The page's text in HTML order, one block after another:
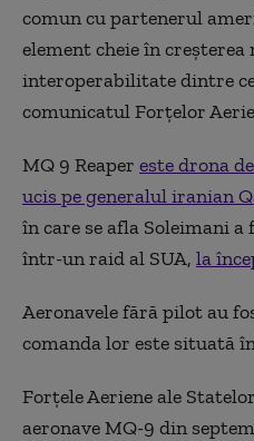
comun cu partenerul
element cheie în creșterea
interoperabilitate dintre
comunicatul Forțelor
MQ 9 Reaper este drona
ucis pe generalul iranian
în care se afla Soleimani
într-un raid al SUA, la
Aeronavele fără pilot au
comanda lor este situată
Forțele Aeriene ale
aeronave MQ-9 din